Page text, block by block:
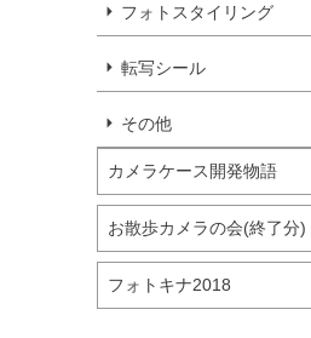
フォトスタイリング
転写シール
その他
カメラケース開発物語
お散歩カメラの会(終了分)
フォトキナ2018